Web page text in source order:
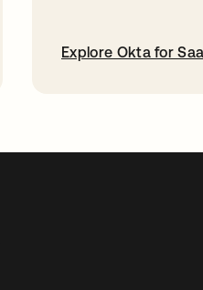
Explore Okta for